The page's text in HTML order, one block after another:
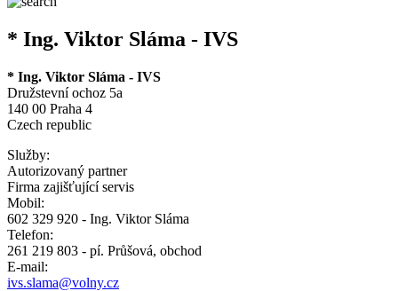
* Ing. Viktor Sláma - IVS
* Ing. Viktor Sláma - IVS
Družstevní ochoz 5a
140 00 Praha 4
Czech republic
Služby:
Autorizovaný partner
Firma zajišťující servis
Mobil:
602 329 920 - Ing. Viktor Sláma
Telefon:
261 219 803 - pí. Průšová, obchod
E-mail:
ivs.slama@volny.cz